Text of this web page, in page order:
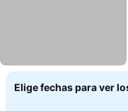
Elige fechas para ver